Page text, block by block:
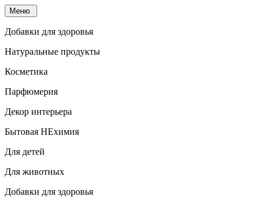
Меню
Добавки для здоровья
Натуральные продукты
Косметика
Парфюмерия
Декор интерьера
Бытовая НЕхимия
Для детей
Для животных
Добавки для здоровья